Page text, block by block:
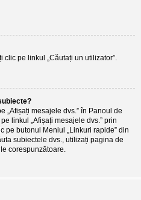
clic pe linkul „Căutați un utilizator”.
„Afișați mesajele dvs.” în Panoul de
linkul „Afișați mesajele dvs.” prin
pe butonul Meniul „Linkuri rapide” din
subiectele dvs., utilizați pagina de
corespunzătoare.